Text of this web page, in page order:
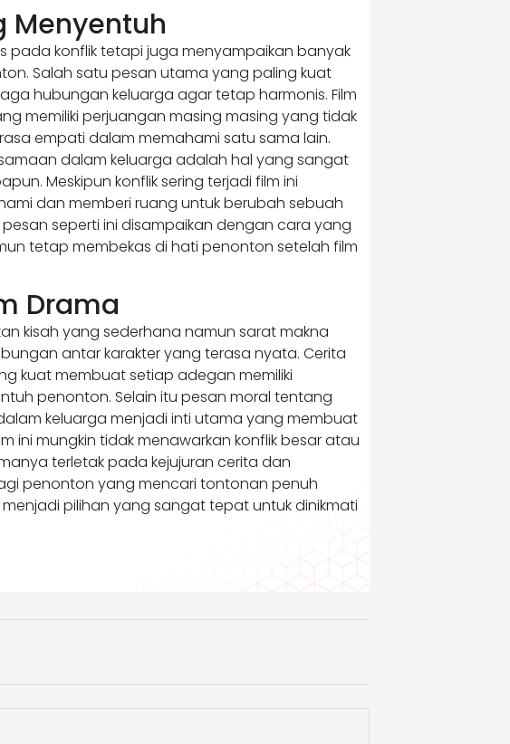
Menyentuh
pada konflik tetapi juga menyampaikan banyak
Salah satu pesan utama yang paling kuat
hubungan keluarga agar tetap harmonis. Film
memiliki perjuangan masing masing yang tidak
empati dalam memahami satu sama lain.
dalam keluarga adalah hal yang sangat
Meskipun konflik sering terjadi film ini
dan memberi ruang untuk berubah sebuah
seperti ini disampaikan dengan cara yang
tetap membekas di hati penonton setelah film
Drama
kisah yang sederhana namun sarat makna
antar karakter yang terasa nyata. Cerita
kuat membuat setiap adegan memiliki
penonton. Selain itu pesan moral tentang
keluarga menjadi inti utama yang membuat
ini mungkin tidak menawarkan konflik besar atau
terletak pada kejujuran cerita dan
penonton yang mencari tontonan penuh
pilihan yang sangat tepat untuk dinikmati